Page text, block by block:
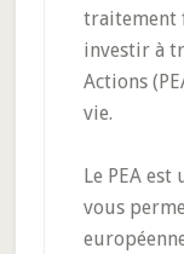
traitement
investir à
Actions
vie.
Le PEA
vous